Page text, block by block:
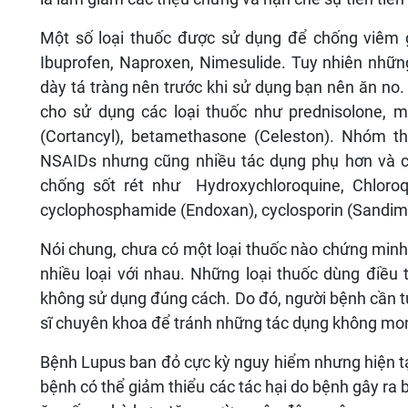
Một số loại thuốc được sử dụng để chống
Ibuprofen, Naproxen, Nimesulide. Tuy nhiên
dày tá tràng nên trước khi sử dụng bạn nên ăn
cho sử dụng các loại thuốc như prednisolone,
(Cortancyl), betamethasone (Celeston).
NSAIDs nhưng cũng nhiều tác dụng phụ hơn
chống sốt rét như Hydroxychloroquine,
cyclophosphamide (Endoxan), cyclosporin
Nói chung, chưa có một loại thuốc nào chứng
nhiều loại với nhau. Những loại thuốc dùng
không sử dụng đúng cách. Do đó, người bệnh
sĩ chuyên khoa để tránh những tác dụng không
Bệnh Lupus ban đỏ cực kỳ nguy hiểm nhưng hiện
bệnh có thể giảm thiểu các tác hại do bệnh gây